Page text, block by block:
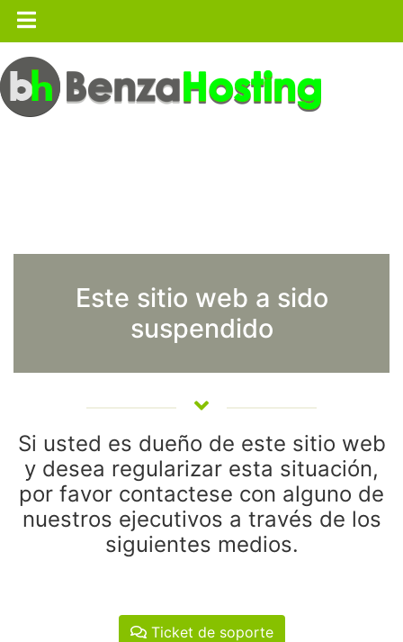
Este sitio web a sido
suspendido
Si usted es dueño de este sitio web
y desea regularizar esta situación,
por favor contactese con alguno de
nuestros ejecutivos a través de los
siguientes medios.
Ticket de soporte